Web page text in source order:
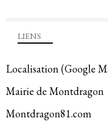
LIENS
Localisation (Google
Mairie de Montdragon
Montdragon81.com